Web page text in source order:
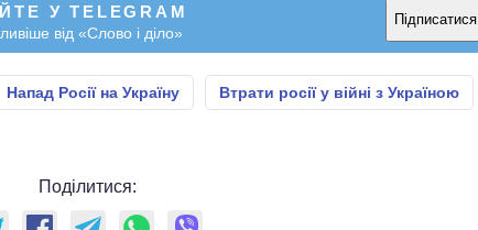
У TELEGRAM
від «Слово і діло»
Підписатися
Напад Росії на Україну Втрати росії у війні з Україною
Поділитися: